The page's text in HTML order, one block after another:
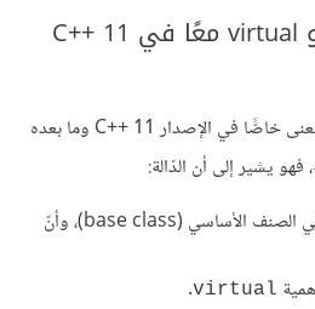
استخدام override و virtual معًا في C++‎ 11
معنى خاصًّا في الإصدار C++‎ 11 وما بعده
فهو يشير إلى أن الدّالة:
تتخطى الدالّةَ الحالية في الصنف الأساسي (base class)، وأنّ
‎virtual‎
.